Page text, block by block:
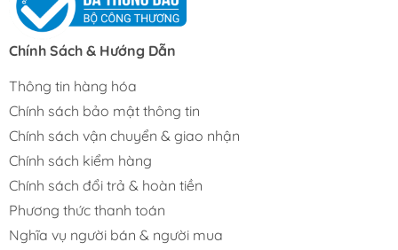
Chính Sách & Hướng Dẫn
Thông tin hàng hóa
Chính sách bảo mật thông tin
Chính sách vận chuyển & giao nhận
Chính sách kiểm hàng
Chính sách đổi trả & hoàn tiền
Phương thức thanh toán
Nghĩa vụ người bán & người mua